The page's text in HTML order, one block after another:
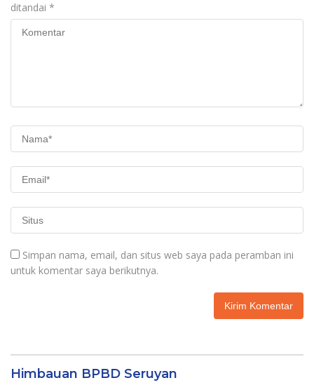
ditandai *
Simpan nama, email, dan situs web saya pada peramban ini
untuk komentar saya berikutnya.
Himbauan BPBD Seruyan